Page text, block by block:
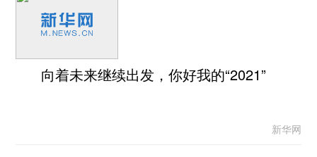
向着未来继续出发，你好我的“2021”
新华网